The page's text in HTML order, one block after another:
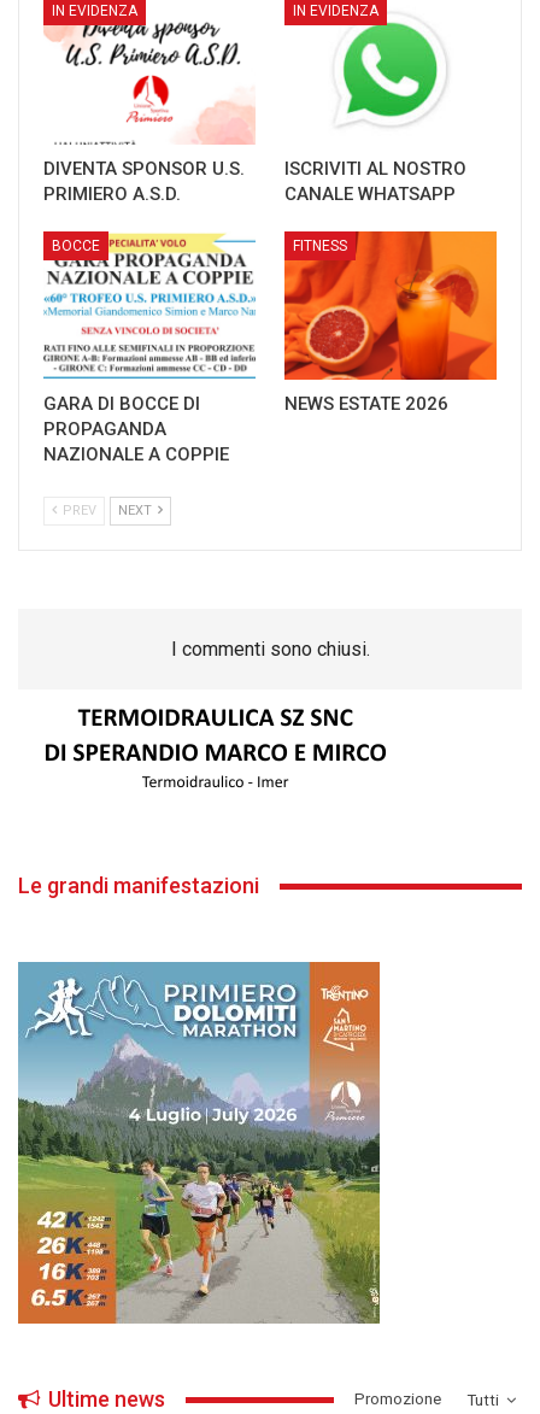
IN EVIDENZA
DIVENTA SPONSOR U.S.
PRIMIERO A.S.D.
IN EVIDENZA
ISCRIVITI AL NOSTRO
CANALE WHATSAPP
BOCCE
GARA DI BOCCE DI
PROPAGANDA
NAZIONALE A COPPIE
FITNESS
NEWS ESTATE 2026
PREV NEXT
I commenti sono chiusi.
Le grandi manifestazioni
Tutti
Ultime news ­Promozione